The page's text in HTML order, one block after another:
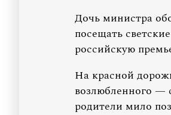
Дочь министра
посещать
российскую
На красной
возлюбленного —
родители мило